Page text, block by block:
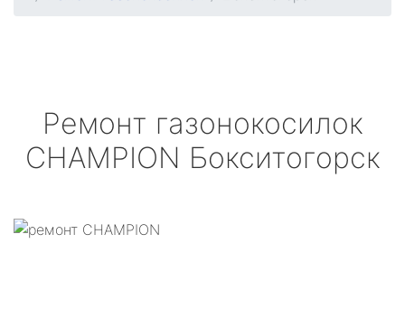
Ремонт газонокосилок
CHAMPION Бокситогорск